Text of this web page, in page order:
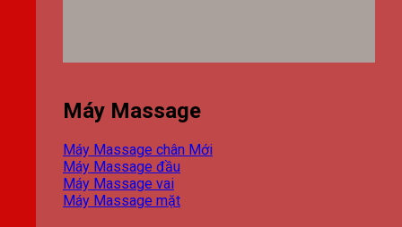
Máy Massage
Máy Massage chân
Máy Massage đầu
Máy Massage vai
Máy Massage mặt